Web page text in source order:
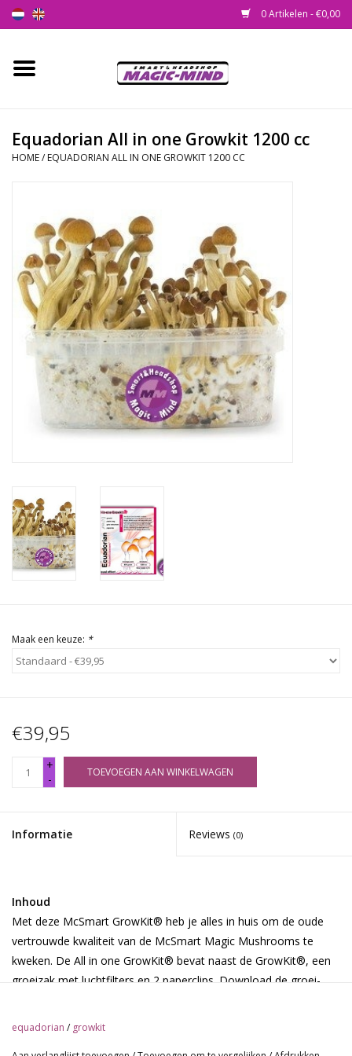
0 Artikelen - €0,00
Home
Smartshop
SEEDSHOP
Health Supplies
Psychedelic
Rituals & Wierook
Equadorian All in one Growkit 1200 cc
HOME/ EQUADORIAN ALL IN ONE GROWKIT 1200 CC
Maak een keuze: *
€39,95
+
-
TOEVOEGEN AAN WINKELWAGEN
Informatie Reviews (0)
Inhoud
Met deze McSmart GrowKit® heb je alles in huis om de oude
vertrouwde kwaliteit van de McSmart Magic Mushrooms te
kweken. De All in one GrowKit® bevat naast de GrowKit®, een
groeizak met luchtfilters en 2 paperclips. Download de groei-
Portugees, of Pools. Of bekijk de instructie-films op de website
equadorian / growkit